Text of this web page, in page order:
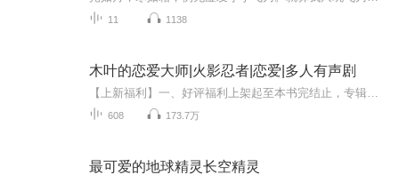
11 1138
木叶的恋爱大师|火影忍者|恋爱|多人有声剧
608 173.7万
最可爱的地球精灵长空精灵